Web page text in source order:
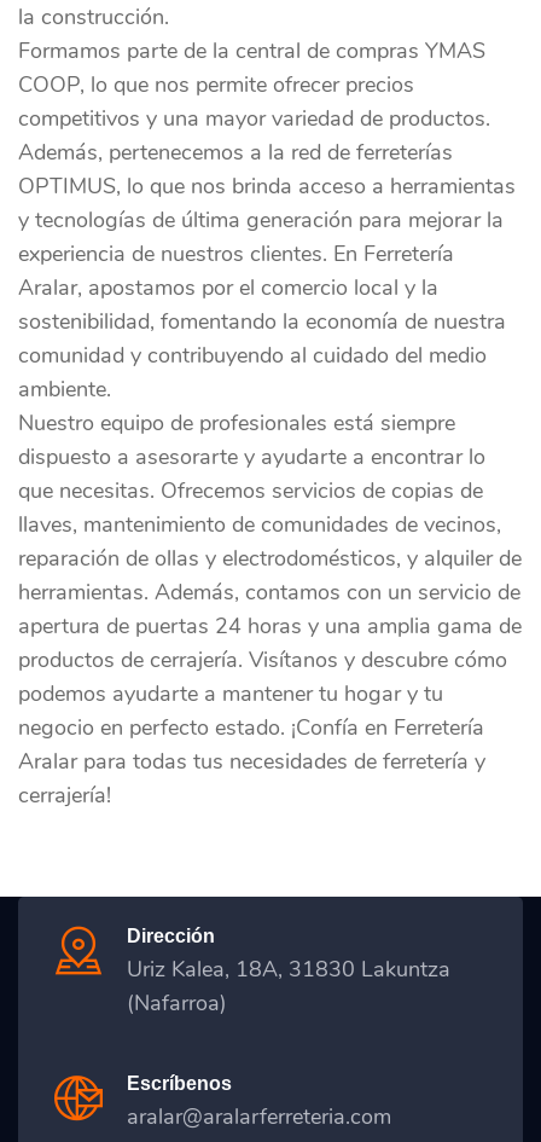
la construcción.
Formamos parte de la central de compras YMAS
COOP, lo que nos permite ofrecer precios
competitivos y una mayor variedad de productos.
Además, pertenecemos a la red de ferreterías
OPTIMUS, lo que nos brinda acceso a herramientas
y tecnologías de última generación para mejorar la
experiencia de nuestros clientes. En Ferretería
Aralar, apostamos por el comercio local y la
sostenibilidad, fomentando la economía de nuestra
comunidad y contribuyendo al cuidado del medio
ambiente.
Nuestro equipo de profesionales está siempre
dispuesto a asesorarte y ayudarte a encontrar lo
que necesitas. Ofrecemos servicios de copias de
llaves, mantenimiento de comunidades de vecinos,
reparación de ollas y electrodomésticos, y alquiler de
herramientas. Además, contamos con un servicio de
apertura de puertas 24 horas y una amplia gama de
productos de cerrajería. Visítanos y descubre cómo
podemos ayudarte a mantener tu hogar y tu
negocio en perfecto estado. ¡Confía en Ferretería
Aralar para todas tus necesidades de ferretería y
cerrajería!
Dirección
Uriz Kalea, 18A, 31830 Lakuntza
(Nafarroa)
Escríbenos
aralar@aralarferreteria.com